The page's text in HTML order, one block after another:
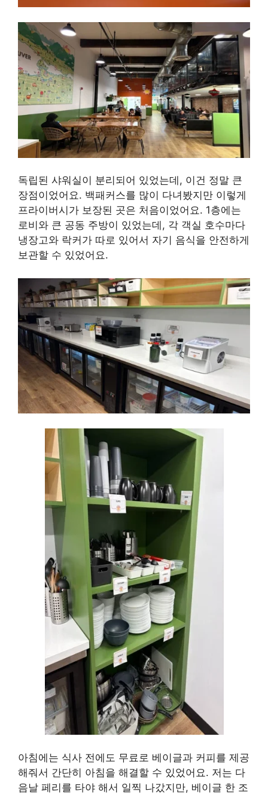
독립된 샤워실이 분리되어 있었는데, 이건 정말 큰
장점이었어요. 백패커스를 많이 다녀봤지만 이렇게
프라이버시가 보장된 곳은 처음이었어요. 1층에는
로비와 큰 공동 주방이 있었는데, 각 객실 호수마다
냉장고와 락커가 따로 있어서 자기 음식을 안전하게
보관할 수 있었어요.
아침에는 식사 전에도 무료로 베이글과 커피를 제공
해줘서 간단히 아침을 해결할 수 있었어요. 저는 다
음날 페리를 타야 해서 일찍 나갔지만, 베이글 한 조